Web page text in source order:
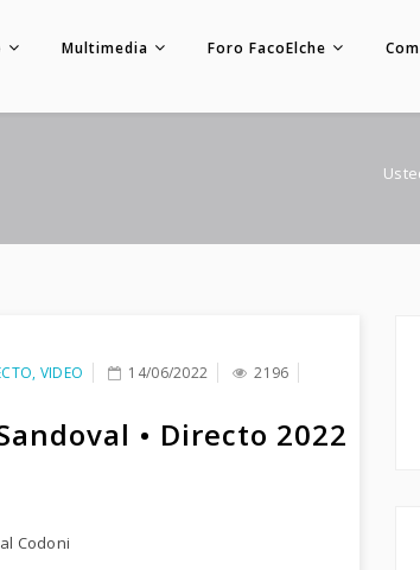
Multimedia Foro FacoElche
, VIDEO 14/06/2022
2196
• Directo 2022
Codoni